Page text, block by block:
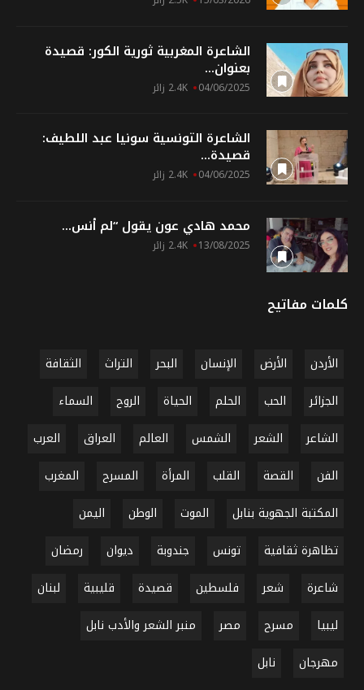
الشاعرة المغربية ثورية الكور: قصيدة
بعنوان...
04/06/2025 2.4K زائر
الشاعرة التونسية سونيا عبد اللطيف:
قصيدة...
04/06/2025 2.4K زائر
محمد هادي عون يقول “لم أنس...
13/08/2025 2.4K زائر
كلمات مفاتيح
الأردن الأرض الإنسان البحر التراث
الثقافة
الجزائر
الحب الحلم الحياة الروح
السماء
الشاعر
الشعر الشمس العالم العراق
العرب
الفن
القصة القلب المرأة المسرح
المغرب
المكتبة الجهوية بنابل
الموت الوطن
اليمن
تظاهرة ثقافية
تونس جندوبة ديوان
رمضان
شاعرة
شعر فلسطين قصيدة قليبية
لبنان
ليبيا
مسرح مصر
منبر الشعر والأدب نابل
مهرجان
نابل